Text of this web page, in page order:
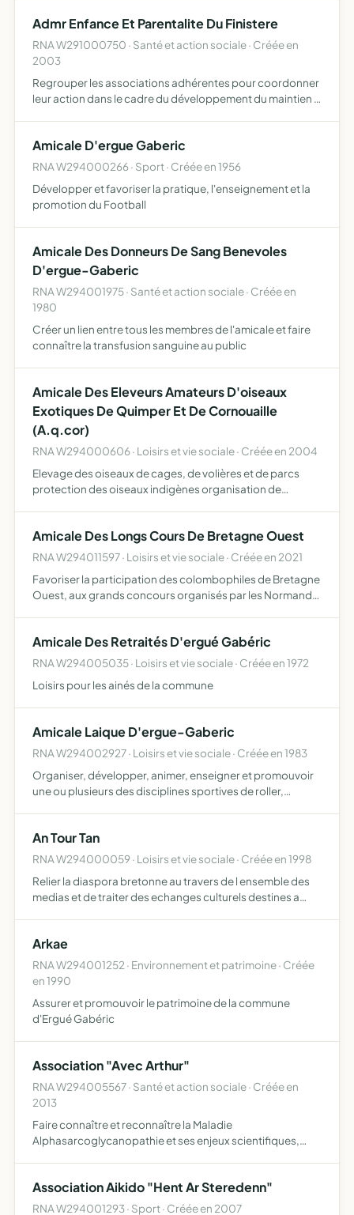
Admr Enfance Et Parentalite Du Finistere
RNA W291000750 · Santé et action sociale · Créée en
2003
Regrouper les associations adhérentes pour coordonner
leur action dans le cadre du développement du maintien à
déve…
Amicale D'ergue Gaberic
RNA W294000266 · Sport · Créée en 1956
Développer et favoriser la pratique, l'enseignement et la
promotion du Football
Amicale Des Donneurs De Sang Benevoles
D'ergue-Gaberic
RNA W294001975 · Santé et action sociale · Créée en
1980
Créer un lien entre tous les membres de l'amicale et faire
connaître la transfusion sanguine au public
Amicale Des Eleveurs Amateurs D'oiseaux
Exotiques De Quimper Et De Cornouaille
(A.q.cor)
RNA W294000606 · Loisirs et vie sociale · Créée en 2004
Elevage des oiseaux de cages, de volières et de parcs
protection des oiseaux indigènes organisation de
Amicale Des Longs Cours De Bretagne Ouest
RNA W294011597 · Loisirs et vie sociale · Créée en 2021
Favoriser la participation des colombophiles de Bretagne
Ouest, aux grands concours organisés par les Normands
Amicale Des Retraités D'ergué Gabéric
RNA W294005035 · Loisirs et vie sociale · Créée en 1972
Loisirs pour les ainés de la commune
Amicale Laique D'ergue-Gaberic
RNA W294002927 · Loisirs et vie sociale · Créée en 1983
Organiser, développer, animer, enseigner et promouvoir
une ou plusieurs des disciplines sportives de roller,
An Tour Tan
RNA W294000059 · Loisirs et vie sociale · Créée en 1998
Relier la diaspora bretonne au travers de l ensemble des
medias et de traiter des echanges culturels destines a
Arkae
RNA W294001252 · Environnement et patrimoine · Créée
en 1990
Assurer et promouvoir le patrimoine de la commune
d'Ergué Gabéric
Association "Avec Arthur"
RNA W294005567 · Santé et action sociale · Créée en
2013
Faire connaître et reconnaître la Maladie
Alphasarcoglycanopathie et ses enjeux scientifiques,
améliorer la qualité…
Association Aikido "Hent Ar Steredenn"
RNA W294001293 · Sport · Créée en 2007